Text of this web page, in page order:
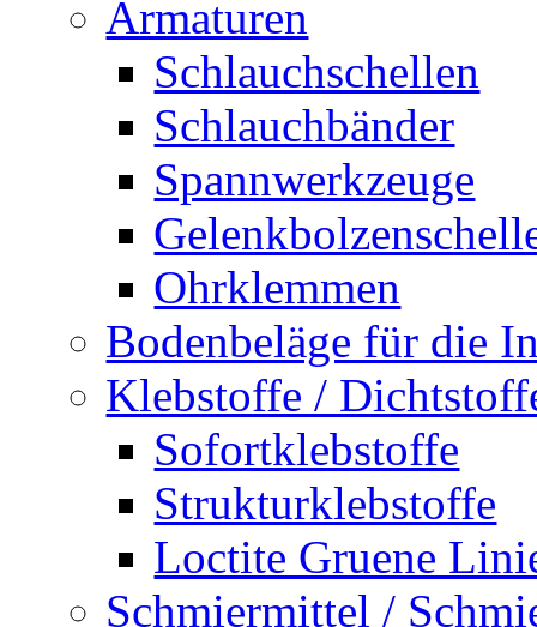
Armaturen
Schlauchschellen
Schlauchbänder
Spannwerkzeuge
Ohrklemmen
Bodenbeläge für die
Klebstoffe /
Sofortklebstoffe
Strukturklebstoffe
Loctite Gruene
Schmiermittel /